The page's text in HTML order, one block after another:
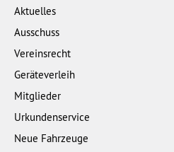
Aktuelles
Ausschuss
Vereinsrecht
Geräteverleih
Mitglieder
Urkundenservice
Neue Fahrzeuge